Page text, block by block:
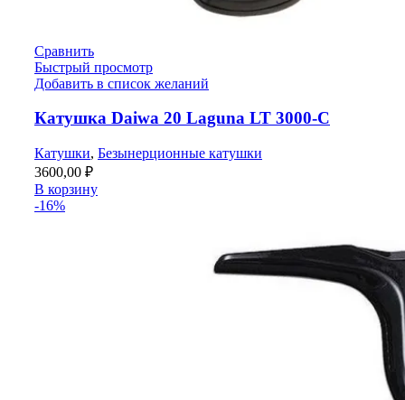
Сравнить
Быстрый просмотр
Добавить в список желаний
Катушка Daiwa 20 Laguna LT 3000-C
Катушки, Безынерционные катушки
3600,00 ₽
В корзину
-16%